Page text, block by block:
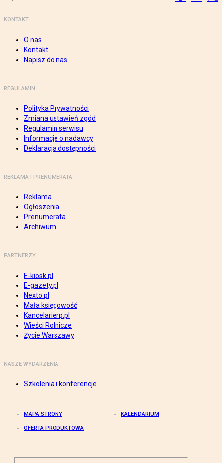
KONTAKT
O nas
Kontakt
Napisz do nas
REGULAMIN
Polityka Prywatności
Zmiana ustawień zgód
Regulamin serwisu
Informacje o nadawcy
Deklaracja dostępności
REKLAMA I PRENUMERATA
Reklama
Ogłoszenia
Prenumerata
Archiwum
PARTNERZY
E-kiosk.pl
E-gazety.pl
Nexto.pl
Mała księgowość
Kancelarierp.pl
Wieści Rolnicze
Życie Warszawy
NASZE WYDARZENIA
Szkolenia i konferencje
MAPA STRONY KALENDARIUM
OFERTA PRODUKTOWA